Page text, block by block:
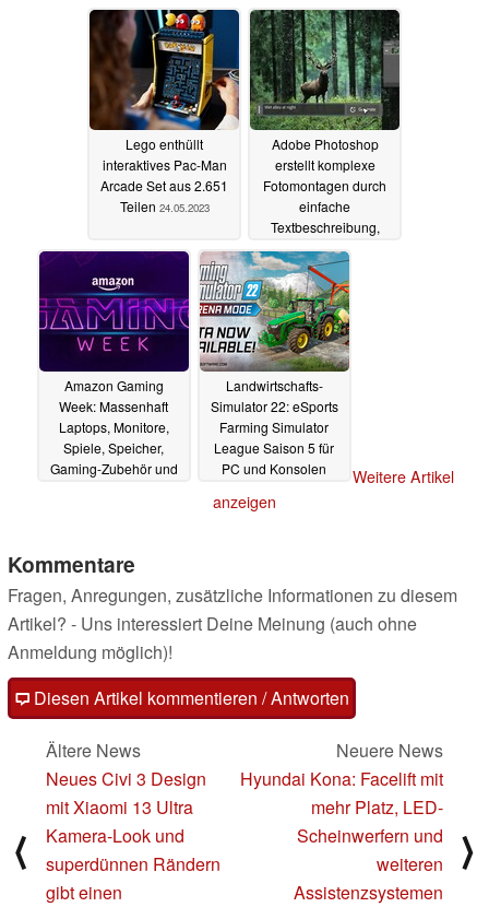
Grünlandbetriebe
31.05.2023
Lego enthüllt
interaktives Pac-Man
Arcade Set aus 2.651
Teilen 24.05.2023
Adobe Photoshop
erstellt komplexe
Fotomontagen durch
einfache
Textbeschreibung,
dank Generative Fill
24.05.2023
Amazon Gaming
Week: Massenhaft
Laptops, Monitore,
Spiele, Speicher,
Gaming-Zubehör und
Landwirtschafts-
Simulator 22: eSports
Farming Simulator
League Saison 5 für
PC und Konsolen
Weitere Artikel
anzeigen
Kommentare
Fragen, Anregungen, zusätzliche Informationen zu diesem
Artikel? - Uns interessiert Deine Meinung (auch ohne
Anmeldung möglich)!
Diesen Artikel kommentieren / Antworten
⟨
Ältere News
Neues Civi 3 Design
mit Xiaomi 13 Ultra
Kamera-Look und
superdünnen Rändern
gibt einen
Neuere News
Hyundai Kona: Facelift mit
mehr Platz, LED-
Scheinwerfern und
weiteren
Assistenzsystemen
⟩